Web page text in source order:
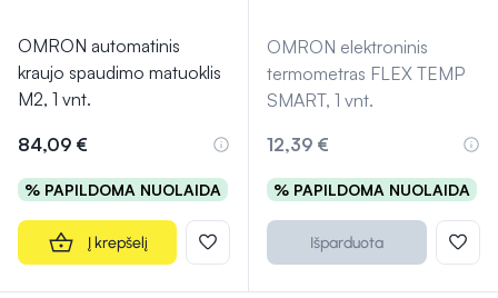
OMRON automatinis
kraujo spaudimo matuoklis
M2, 1 vnt.
84,09 €
% PAPILDOMA NUOLAIDA
Į krepšelį
OMRON elektroninis
termometras FLEX TEMP
SMART, 1 vnt.
12,39 €
% PAPILDOMA NUOLAIDA
Išparduota